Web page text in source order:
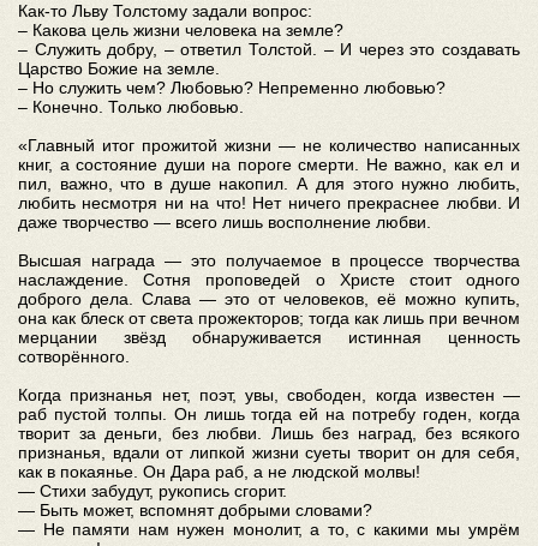
Как-то Льву Толстому задали вопрос:
– Какова цель жизни человека на земле?
– Служить добру, – ответил Толстой. – И через это создавать
Царство Божие на земле.
– Но служить чем? Любовью? Непременно любовью?
– Конечно. Только любовью.
«Главный итог прожитой жизни — не количество написанных
книг, а состояние души на пороге смерти. Не важно, как ел и
пил, важно, что в душе накопил. А для этого нужно любить,
любить несмотря ни на что! Нет ничего прекраснее любви. И
даже творчество — всего лишь восполнение любви.
Высшая награда — это получаемое в процессе творчества
наслаждение. Сотня проповедей о Христе стоит одного
доброго дела. Слава — это от человеков, её можно купить,
она как блеск от света прожекторов; тогда как лишь при вечном
мерцании звёзд обнаруживается истинная ценность
сотворённого.
Когда признанья нет, поэт, увы, свободен, когда известен —
раб пустой толпы. Он лишь тогда ей на потребу годен, когда
творит за деньги, без любви. Лишь без наград, без всякого
признанья, вдали от липкой жизни суеты творит он для себя,
как в покаянье. Он Дара раб, а не людской молвы!
— Стихи забудут, рукопись сгорит.
— Быть может, вспомнят добрыми словами?
— Не памяти нам нужен монолит, а то, с какими мы умрём